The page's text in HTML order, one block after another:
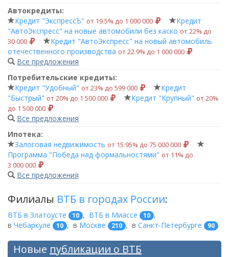
Автокредиты:
Кредит "ЭкспрессЪ" от 19.5% до 1 000 000
Кредит
"АвтоЭкспресс" на новые автомобили без каско от 22% до
30 000
Кредит "АвтоЭкспресс" на новый автомобиль
отечественного производства от 22.9% до 1 000 000
Все предложения
Потребительские кредиты:
Кредит "Удобный" от 23% до 599 000
Кредит
"Быстрый" от 20% до 1 500 000 Кредит "Крупный" от 20%
до 1 500 000
Все предложения
Ипотека:
Залоговая недвижимость от 15.95% до 75 000 000
Программа "Победа над формальностями" от 11% до
3 000 000
Все предложения
Филиалы ВТБ в городах России:
ВТБ в Златоусте 10 , ВТБ в Миассе 10 ,
в Чебаркуле 10 , в Москве 210 , в Санкт-Петербурге 90
Новые публикации о ВТБ